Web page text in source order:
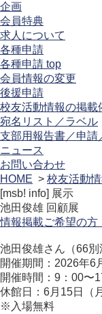
企画
会員特典
求人について
各種申請
各種申請 top
会員情報の変更
後援申請
校友活動情報の掲載
宛名リスト／ラベル
支部用報告書／申請
ニュース
お問い合わせ
HOME > 校友活動
[msb! info] 展示
池田俊雄 回顧展
情報掲載ご希望の方
池田俊雄さん（66別
開催期間：2026年6
開催時間：9：00〜
休館日：6月15日（
※入場無料